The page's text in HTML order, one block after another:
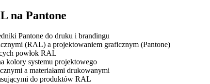
na Pantone
Pantone do druku i brandingu
(RAL) a projektowaniem graficznym (Pantone)
powłok RAL
kolory systemu projektowego
a materiałami drukowanymi
do produktów RAL